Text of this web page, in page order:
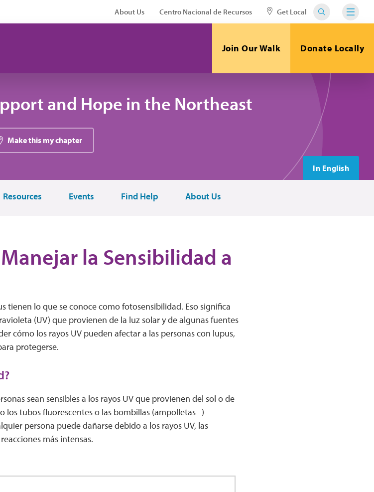
About Us Centro Nacional de Recursos Get Local
Join Our Walk Donate Locally
and Hope in the Northeast
Make this my chapter
In English
Resources Events Find Help About Us
la Sensibilidad a
tienen lo que se conoce como fotosensibilidad. Eso significa
(UV) que provienen de la luz solar y de algunas fuentes
cómo los rayos UV pueden afectar a las personas con lupus,
protegerse.
sean sensibles a los rayos UV que provienen del sol o de
los tubos fluorescentes o las bombillas (ampolletas )
persona puede dañarse debido a los rayos UV, las
más intensas.